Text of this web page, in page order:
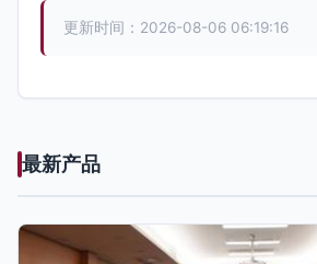
更新时间：2026-08-06 06:19:16
最新产品